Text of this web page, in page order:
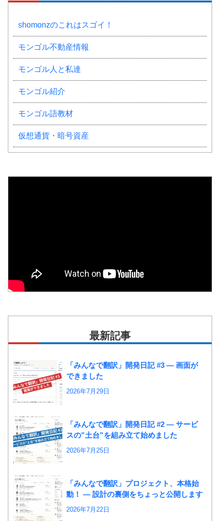
shomonzのこれはスゴイ！
モンゴル不動産情報
モンゴル人と私達
モンゴル紹介
モンゴル語教材
仮想通貨・暗号資産
最新記事
「みんなで翻訳」開発日記 #3 ― 画面が
できました
2026年7月29日
「みんなで翻訳」開発日記 #2 ― サービ
スの”土台”を組み立て始めました
2026年7月25日
「みんなで翻訳」プロジェクト、本格始
動！ ― 設計の裏側をちょっと公開します
2026年7月22日